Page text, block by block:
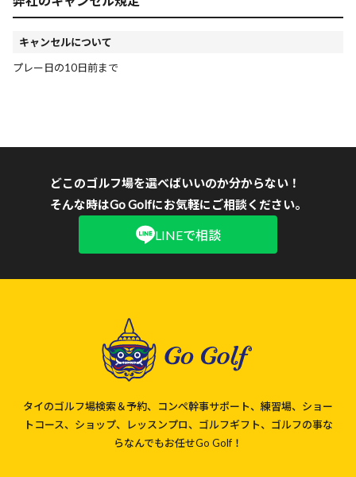
キャンセルについて
プレー日の10日前まで
どこのゴルフ場を選べばいいのか分からない！
そんな時はGo Golfにお気軽にご相談ください。
LINEで相談
タイのゴルフ場検索＆予約、コンペ幹事サポート、練習場、ショー
トコース、ショップ、レッスンプロ、ゴルフギフト、ゴルフの事な
らなんでもお任せGo Golf！